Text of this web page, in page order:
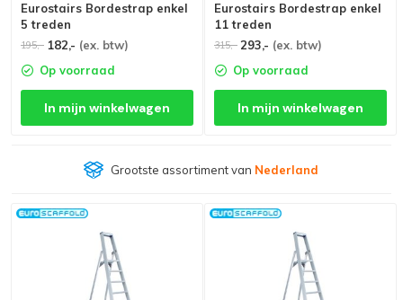
Eurostairs Bordestrap enkel
5 treden
195,- 182,- (ex. btw)
Op voorraad
In mijn winkelwagen
Eurostairs Bordestrap enkel
11 treden
315,- 293,- (ex. btw)
Op voorraad
In mijn winkelwagen
Grootste assortiment van Nederland